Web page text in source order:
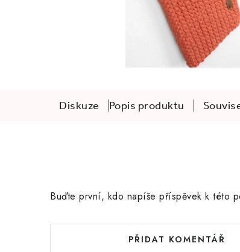
Popis produktu
Diskuze
Buďte první, kdo napíše příspěvek k této
PŘIDAT KOMENTÁŘ